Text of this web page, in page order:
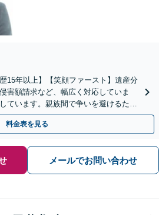
15年以上】【笑顔ファースト】遺産分
害額請求など、幅広く対応していま
ています。親族間で争いを避けるため
。【初回面談無料】
料金表を見る
メールでお問い合わせ